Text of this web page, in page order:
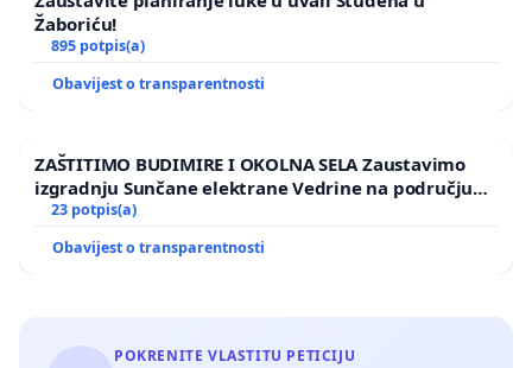
Žaboriću!
895 potpis(a)
Obavijest o transparentnosti
ZAŠTITIMO BUDIMIRE I OKOLNA SELA Zaustavimo
izgradnju Sunčane elektrane Vedrine na području
Ugljana
23 potpis(a)
Obavijest o transparentnosti
POKRENITE VLASTITU PETICIJU